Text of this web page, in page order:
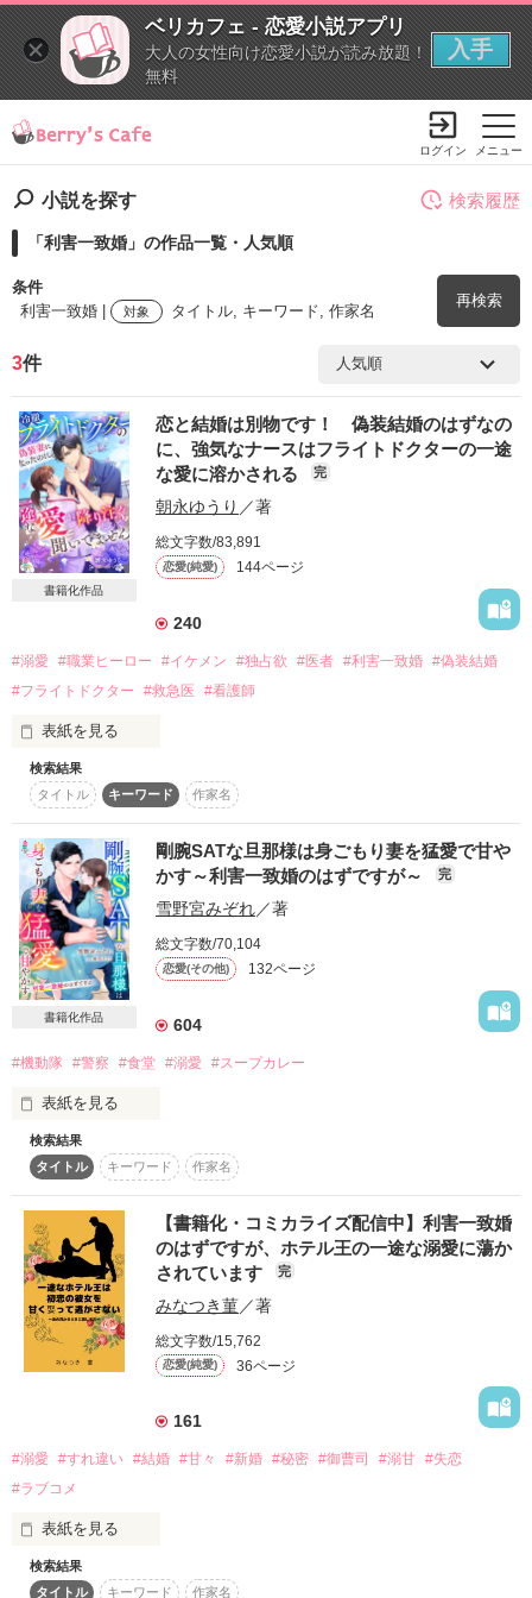
ベリカフェ - 恋愛小説アプリ
大人の女性向け恋愛小説が読み放題！
無料
入手
メニュー
ログイン
小説を探す
「利害一致婚」の作品一覧・人気順
条件
利害一致婚 |
対象 タイトル, キーワード, 作家名
再検索
検索ワード
を含む
詳しく検索
検索対象
キーワード
あらすじ
ジャンル
感想
ステータス 全て 完結 更新中
作品の長さ 長編 中編
コンテスト
超短編！フェチから始まる溺愛コンテスト
賞」ベリーズカフェ会場
その他の条件 動画あり
検索履歴
3件
書籍化作品
恋と結婚は別物です！ 偽装結婚のはずなの
に、強気なナースはフライトドクターの一途
な愛に溶かされる
完
朝永ゆうり ／著
総文字数/83,891
恋愛(純愛) 144ページ
240
#溺愛 #職業ヒーロー #イケメン #独占欲 #医者 #利害一致婚 #偽装結婚
#フライトドクター
#救急医 #看護師
表紙を見る
私の使命は、フライトナースとして
より多くの命を救うこと
だから、恋を後回しに生きてきた
『詩音の花嫁姿が見たいのよ』
口癖のようにそう言う祖母が、
ある日突然倒れて――
『おばあちゃんの願い、叶えられないかも』
そんな私に声をかけてきたのは
口数の少ないフライトドクター
『俺と結婚しないか』
唯一の家族である祖母の夢を叶えるため
同じく家族のことで困っているという彼と
本日
〝結婚〟してしまいました
✼••┈┈┈┈┈┈┈┈┈┈┈┈••✼
恋は後回し、お仕事女子なフライトナース
守山 詩音　Shion Moriyama
✼••┈┈┈┈┈┈┈┈┈┈┈┈••✼
だから彼に恋なんかしない
はずだったのに――
2026.05.22 完結公開
検索結果
タイトル
キーワード 作家名
書籍化作品
剛腕SATな旦那様は身ごもり妻を猛愛で甘や
かす～利害一致婚のはずですが～
完
雪野宮みぞれ／著
総文字数/70,104
恋愛(その他) 132ページ
604
#機動隊 #警察 #食堂 #溺愛 #スープカレー
表紙を見る
機動隊食堂で働く小田切真綾の気になる相手は、
SATの隊員だと噂の鳴海太陽警部補。
叶わぬ恋だと諦めていたが、ひょんなことから、
彼に偽装結婚を持ちかけられてしまう。
秘めた恋心を隠しつつ
偽装結婚を引き受ける真綾。
新婚生活だった！？
2025年11月にマカロン文庫から出版されました！
マカロン文庫版とは内容が異なりますので、
検索結果
タイトル
キーワード 作家名
【書籍化・コミカライズ配信中】利害一致婚
のはずですが、ホテル王の一途な溺愛に蕩か
されています
完
みなつき菫／著
総文字数/15,762
恋愛(純愛) 36ページ
161
#溺愛 #すれ違い #結婚 #甘々 #新婚 #秘密 #御曹司 #溺甘 #失恋
#ラブコメ
表紙を見る
＼アルファポリス恋愛小説大賞にて／
検索結果
タイトル
キーワード 作家名